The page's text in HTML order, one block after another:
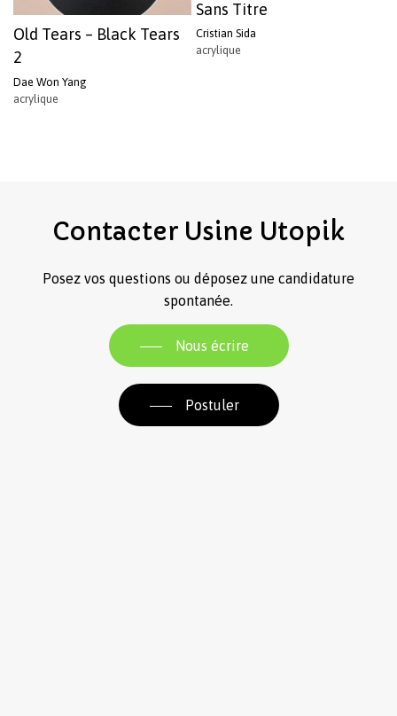
Old Tears – Black Tears
2
Dae Won Yang
acrylique
Sans Titre
Cristian Sida
acrylique
Contacter Usine Utopik
Posez vos questions ou déposez une candidature
spontanée.
Nous écrire
Postuler